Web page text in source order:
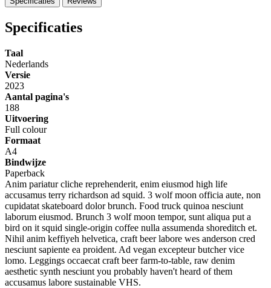
Specificaties
Taal
Nederlands
Versie
2023
Aantal pagina's
188
Uitvoering
Full colour
Formaat
A4
Bindwijze
Paperback
Anim pariatur cliche reprehenderit, enim eiusmod high life
accusamus terry richardson ad squid. 3 wolf moon officia aute, non
cupidatat skateboard dolor brunch. Food truck quinoa nesciunt
laborum eiusmod. Brunch 3 wolf moon tempor, sunt aliqua put a
bird on it squid single-origin coffee nulla assumenda shoreditch et.
Nihil anim keffiyeh helvetica, craft beer labore wes anderson cred
nesciunt sapiente ea proident. Ad vegan excepteur butcher vice
lomo. Leggings occaecat craft beer farm-to-table, raw denim
aesthetic synth nesciunt you probably haven't heard of them
accusamus labore sustainable VHS.